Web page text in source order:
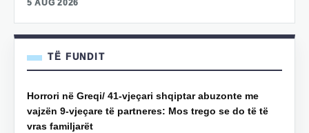
5 AUG 2026
TË FUNDIT
Horrori në Greqi/ 41-vjeçari shqiptar abuzonte me
vajzën 9-vjeçare të partneres: Mos trego se do të të
vras familjarët